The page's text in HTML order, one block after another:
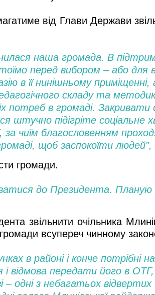
від Глави Держави
наша громада. В
перед вибором – або для
в її нинішньому
складу та
потреб в громаді. Закривати
штучно підігріте соціальне
чиїм благословенням
щоб заспокоїти людей”,
громади.
до Президента. Планую
звільнити очільника
всупереч чинному
в районі і конче потрібні
і відмова передати його в
– одні з небагатьох